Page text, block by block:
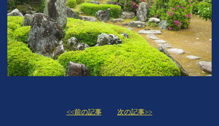
<<前の記事 次の記事>>